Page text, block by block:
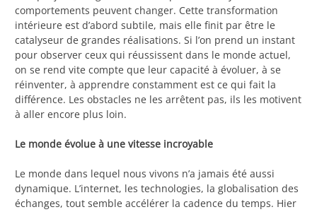
comportements peuvent changer. Cette transformation
intérieure est d’abord subtile, mais elle finit par être le
catalyseur de grandes réalisations. Si l’on prend un instant
pour observer ceux qui réussissent dans le monde actuel,
on se rend vite compte que leur capacité à évoluer, à se
réinventer, à apprendre constamment est ce qui fait la
différence. Les obstacles ne les arrêtent pas, ils les motivent
à aller encore plus loin.
Le monde évolue à une vitesse incroyable
Le monde dans lequel nous vivons n’a jamais été aussi
dynamique. L’internet, les technologies, la globalisation des
échanges, tout semble accélérer la cadence du temps. Hier